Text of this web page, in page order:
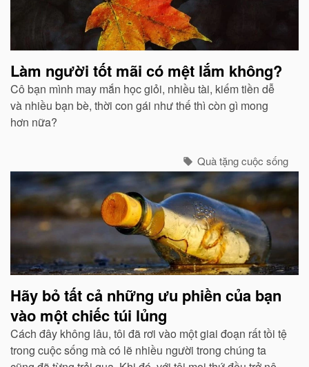
Làm người tốt mãi có mệt lắm không?
Cô bạn mình may mắn học giỏi, nhiều tài, kiếm tiền dễ
và nhiều bạn bè, thời con gái như thế thì còn gì mong
hơn nữa?
Quà tặng cuộc sống
Hãy bỏ tất cả những ưu phiền của bạn
vào một chiếc túi lủng
Cách đây không lâu, tôi đã rơi vào một giai đoạn rất tồi tệ
trong cuộc sống mà có lẽ nhiều người trong chúng ta